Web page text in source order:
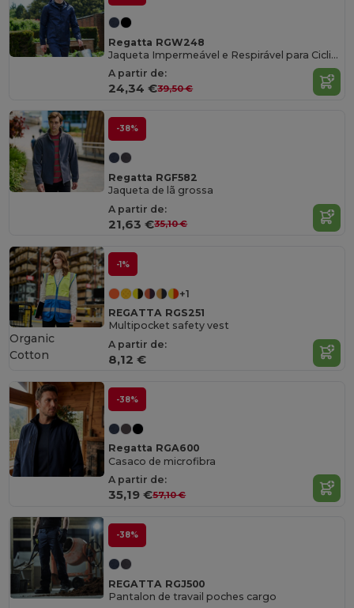
Regatta RGW248
Jaqueta Impermeável e Respirável para Ciclistas
A partir de:
24,34 €39,50 €
-38%
Regatta RGF582
Jaqueta de lã grossa
A partir de:
21,63 €35,10 €
-1%
+1
REGATTA RGS251
Multipocket safety vest
A partir de:
8,12 €
Organic
Cotton
-38%
Regatta RGA600
Casaco de microfibra
A partir de:
35,19 €57,10 €
-38%
REGATTA RGJ500
Pantalon de travail poches cargo